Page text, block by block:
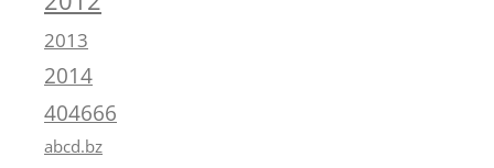
2013
2014
404666
abcd.bz